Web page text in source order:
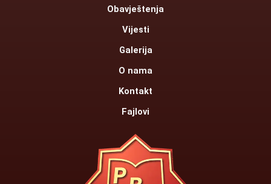
o
k
e
Obavještenja
Vijesti
Galerija
O nama
Kontakt
Fajlovi